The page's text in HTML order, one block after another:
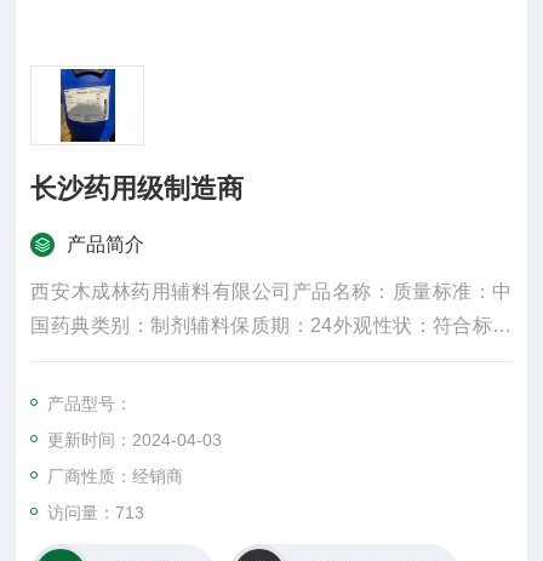
长沙药用级制造商
产品简介
西安木成林药用辅料有限公司产品名称：质量标准：中
国药典类别：制剂辅料保质期：24外观性状：符合标准
规格：25kg产品名字：主要成份：颜色：白密度：300
水溶性：是适用掺量：8较低操作温度：5较高操作温
度：30包装规格：25纤维直径：15um±3是否进口：否
产品型号：
更新时间：2024-04-03
厂商性质：经销商
访问量：713